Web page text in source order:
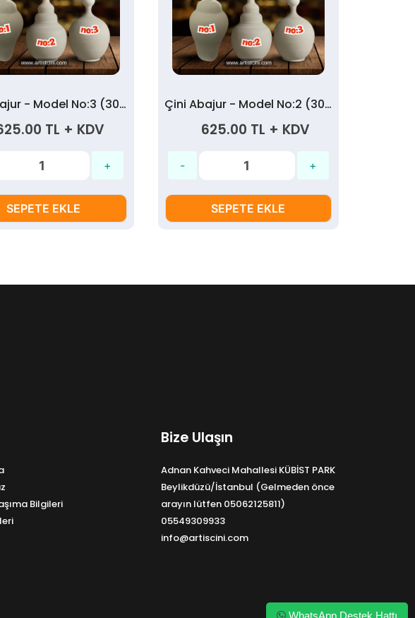
Çini Abajur - Model No:3 (30 cm)
TL + KDV
SEPETE EKLE
Çini Abajur - Model No:2 (30 cm)
625.00 TL + KDV
SEPETE EKLE
Bilgileri
Bize Ulaşın
Adnan Kahveci Mahallesi KÜBİST PARK
Beylikdüzü/İstanbul (Gelmeden önce
arayın lütfen 05062125811)
05549309933
info@artiscini.com
WhatsApp Destek Hattı